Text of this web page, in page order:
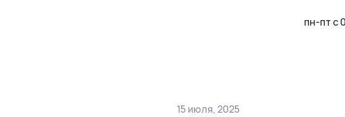
пн-пт с
15 июля, 2025